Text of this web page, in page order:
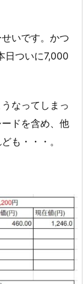
いです。かつ
日ついに7,000
なってしまっ
ドを含め、他
も・・・。